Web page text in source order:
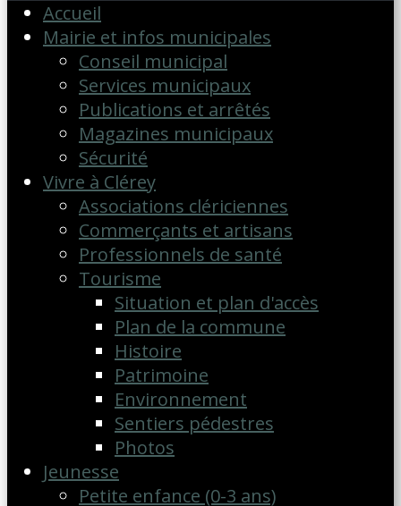
Accueil
Mairie et infos municipales
Conseil municipal
Services municipaux
Publications et arrêtés
Magazines municipaux
Sécurité
Vivre à Clérey
Associations clériciennes
Commerçants et artisans
Professionnels de santé
Tourisme
Situation et plan d'accès
Plan de la commune
Histoire
Patrimoine
Environnement
Sentiers pédestres
Photos
Jeunesse
Petite enfance (0-3 ans)